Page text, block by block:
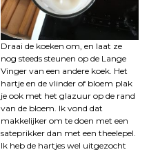
Draai de koeken om, en laat ze
nog steeds steunen op de Lange
Vinger van een andere koek. Het
hartje en de vlinder of bloem plak
je ook met het glazuur op de rand
van de bloem. Ik vond dat
makkelijker om te doen met een
sateprikker dan met een theelepel.
Ik heb de hartjes wel uitgezocht